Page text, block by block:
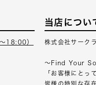
18:00）
当店につい
株式会社サーク
～Find Your
「お客様にとっ
皆様の特別な存